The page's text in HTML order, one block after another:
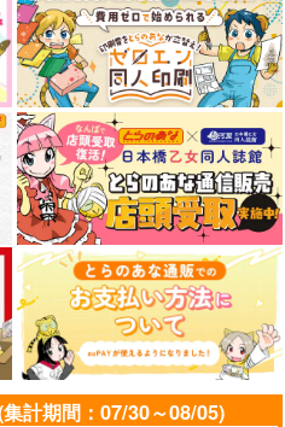
計期間：07/30～08/05)